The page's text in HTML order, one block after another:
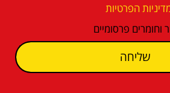
הפרטיות
פרסומיים
שליחה